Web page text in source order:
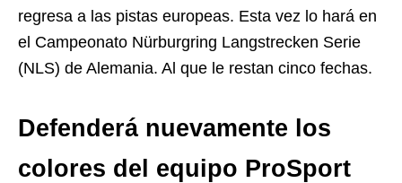
regresa a las pistas europeas. Esta vez lo hará en
el Campeonato Nürburgring Langstrecken Serie
(NLS) de Alemania. Al que le restan cinco fechas.
Defenderá nuevamente los
colores del equipo ProSport